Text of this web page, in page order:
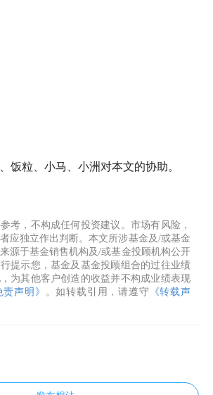
饭粒、小马、小洲对本文的协助。
考，不构成任何投资建议。市场有风险，
应独立作出判断。本文所涉基金及/或基金
源于基金销售机构及/或基金投顾机构公开
提示您，基金及基金投顾组合的过往业绩
为其他客户创造的收益并不构成业绩表现
责声明》 。如转载引用，请遵守
《转载声